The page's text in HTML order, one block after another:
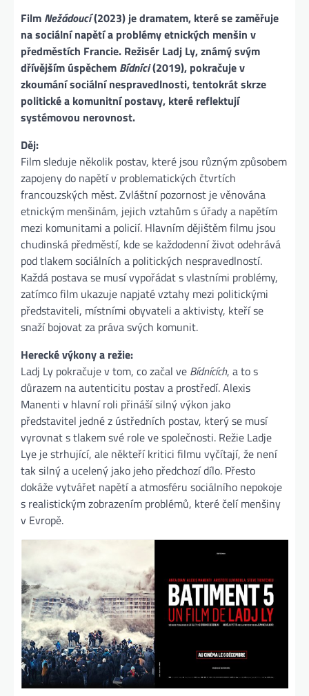
Film Nežádoucí(2023) je dramatem, které se zaměřuje
na sociální napětí a problémy etnických menšin v
předměstích Francie. Režisér Ladj Ly, známý svým
dřívějším úspěchem Bídníci(2019), pokračuje v
zkoumání sociální nespravedlnosti, tentokrát skrze
politické a komunitní postavy, které reflektují
systémovou nerovnost.
Děj:
Film sleduje několik postav, které jsou různým způsobem
zapojeny do napětí v problematických čtvrtích
francouzských měst. Zvláštní pozornost je věnována
etnickým menšinám, jejich vztahům s úřady a napětím
mezi komunitami a policií. Hlavním dějištěm filmu jsou
chudinská předměstí, kde se každodenní život odehrává
pod tlakem sociálních a politických nespravedlností.
Každá postava se musí vypořádat s vlastními problémy,
zatímco film ukazuje napjaté vztahy mezi politickými
představiteli, místními obyvateli a aktivisty, kteří se
snaží bojovat za práva svých komunit.
Herecké výkony a režie:
Ladj Ly pokračuje v tom, co začal ve Bídnících, a to s
důrazem na autenticitu postav a prostředí. Alexis
Manenti v hlavní roli přináší silný výkon jako
představitel jedné z ústředních postav, který se musí
vyrovnat s tlakem své role ve společnosti. Režie Ladje
Lye je strhující, ale někteří kritici filmu vyčítají, že není
tak silný a ucelený jako jeho předchozí dílo. Přesto
dokáže vytvářet napětí a atmosféru sociálního nepokoje
s realistickým zobrazením problémů, které čelí menšiny
v Evropě​.